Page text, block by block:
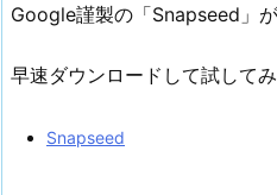
Google謹製の「Snapseed」が
早速ダウンロードして試してみ
Snapseed